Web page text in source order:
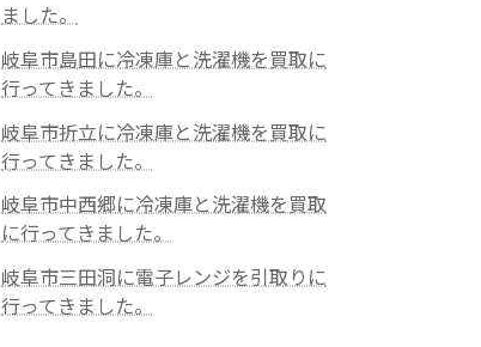
ました。
岐阜市島田に冷凍庫と洗濯機を買取に
行ってきました。
岐阜市折立に冷凍庫と洗濯機を買取に
行ってきました。
岐阜市中西郷に冷凍庫と洗濯機を買取
に行ってきました。
岐阜市三田洞に電子レンジを引取りに
行ってきました。